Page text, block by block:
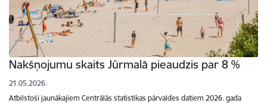
Nakšņojumu skaits Jūrmalā pieaudzis par 8 %
21.05.2026.
Atbilstoši jaunākajiem Centrālās statistikas pārvaldes datiem 2026. gada